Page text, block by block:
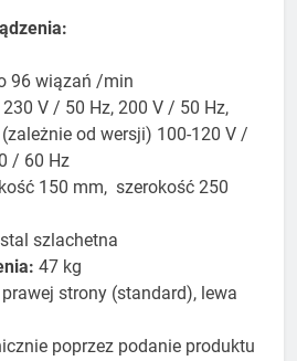
96 wiązań /min
230 V / 50 Hz, 200 V / 50 Hz,
od wersji) 100-120 V /
/ 60 Hz
150 mm, szerokość 250
stal szlachetna
47 kg
strony (standard), lewa
poprzez podanie produktu